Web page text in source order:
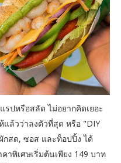
รปหรือสลัด ไม่อยากคิดเยอะ
แล้วว่าลงตัวที่สุด หรือ "DIY
สด, ซอส และท็อปปิ้ง ได้
าพิเศษเริ่มต้นเพียง 149 บาท